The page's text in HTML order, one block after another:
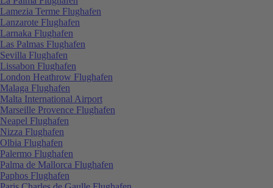
Lamezia Terme Flughafen
Lanzarote Flughafen
Larnaka Flughafen
Las Palmas Flughafen
Sevilla Flughafen
Lissabon Flughafen
London Heathrow Flughafen
Malaga Flughafen
Malta International Airport
Marseille Provence Flughafen
Neapel Flughafen
Nizza Flughafen
Olbia Flughafen
Palermo Flughafen
Palma de Mallorca Flughafen
Paphos Flughafen